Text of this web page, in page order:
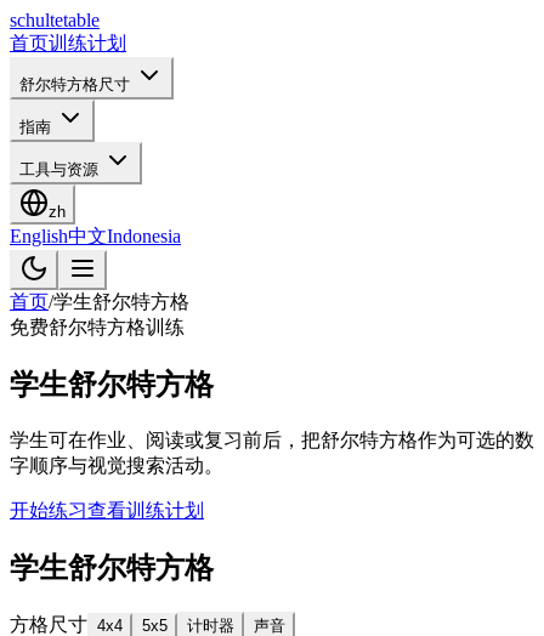
schultetable
首页训练计划
舒尔特方格尺寸
指南
工具与资源
zh
English中文Indonesia
首页/学生舒尔特方格
免费舒尔特方格训练
学生舒尔特方格
学生可在作业、阅读或复习前后，把舒尔特方格作为可选的数
字顺序与视觉搜索活动。
开始练习查看训练计划
学生舒尔特方格
方格尺寸 4x4 5x5 计时器 声音